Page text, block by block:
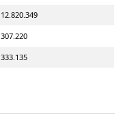
12.820.349
307.220
333.135